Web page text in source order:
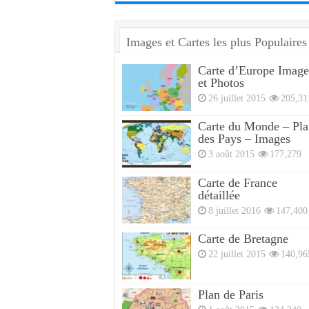
Images et Cartes les plus Populaires
Carte d’Europe
et Photos
26 juillet 2015
Carte du Monde –
des Pays – Images
3 août 2015 177,279
Carte de France
détaillée
8 juillet 2016 147,400
Carte de Bretagne
22 juillet 2015
Plan de Paris